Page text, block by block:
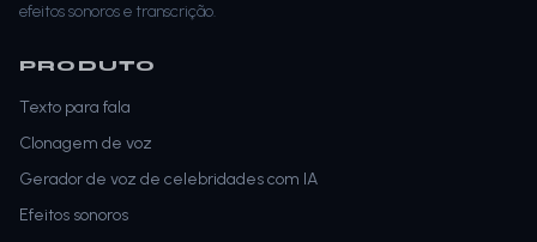
efeitos sonoros e transcrição.
PRODUTO
Texto para fala
Clonagem de voz
Gerador de voz de celebridades com IA
Efeitos sonoros